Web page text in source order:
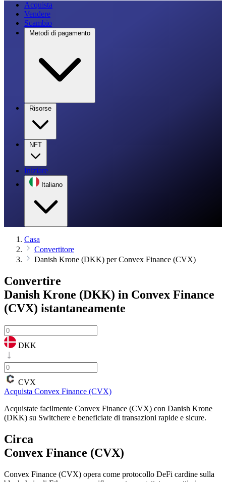
Acquista
Vendere
Scambio
Metodi di pagamento
Risorse
NFT
Iniziare
Italiano
Casa
Convertitore
Danish Krone (DKK) per Convex Finance (CVX)
Convertire
Danish Krone (DKK) in Convex Finance
(CVX) istantaneamente
DKK
CVX
Acquista Convex Finance (CVX)
Acquistate facilmente Convex Finance (CVX) con Danish Krone
(DKK) su Switchere e beneficiate di transazioni rapide e sicure.
Circa
Convex Finance (CVX)
Convex Finance (CVX) opera come protocollo DeFi cardine sulla